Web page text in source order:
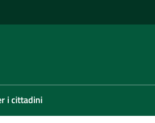
i cittadini